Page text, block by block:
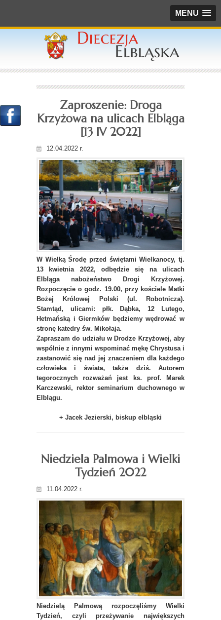
MENU
Zaproszenie: Droga
Krzyżowa na ulicach Elbląga
[13 IV 2022]
12.04.2022 r.
W Wielką Środę przed świętami Wielkanocy, tj.
13 kwietnia 2022, odbędzie się na ulicach
Elbląga nabożeństwo Drogi Krzyżowej.
Rozpoczęcie o godz. 19.00, przy kościele Matki
Bożej Królowej Polski (ul. Robotnicza).
Stamtąd, ulicami: płk. Dąbka, 12 Lutego,
Hetmańską i Giermków będziemy wędrować w
stronę katedry św. Mikołaja.
Zapraszam do udziału w Drodze Krzyżowej, aby
wspólnie z innymi wspominać mękę Chrystusa i
zastanowić się nad jej znaczeniem dla każdego
człowieka i świata, także dziś. Autorem
tegorocznych rozważań jest ks. prof. Marek
Karczewski, rektor seminarium duchownego w
Elblągu.
+ Jacek Jezierski, biskup elbląski
Niedziela Palmowa i Wielki
Tydzień 2022
11.04.2022 r.
Niedzielą Palmową rozpoczęliśmy Wielki
Tydzień, czyli przeżywanie największych